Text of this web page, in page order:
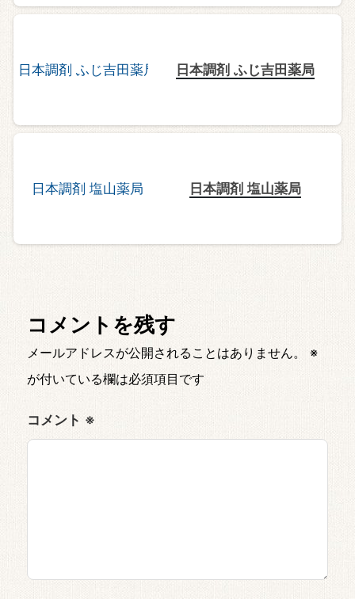
日本調剤 ふじ吉田薬局
日本調剤 塩山薬局
コメントを残す
メールアドレスが公開されることはありません。
※
が付いている欄は必須項目です
コメント ※